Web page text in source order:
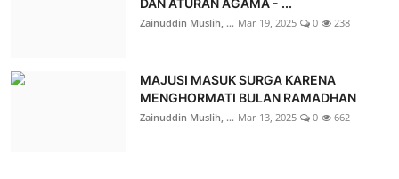
DAN ATURAN AGAMA - ...
Zainuddin Muslih, ... Mar 19, 2025 0 238
MAJUSI MASUK SURGA KARENA
MENGHORMATI BULAN RAMADHAN
Zainuddin Muslih, ... Mar 13, 2025 0 662